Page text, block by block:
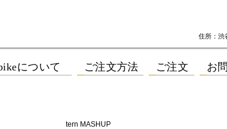
住所：渋
tern MASHUP